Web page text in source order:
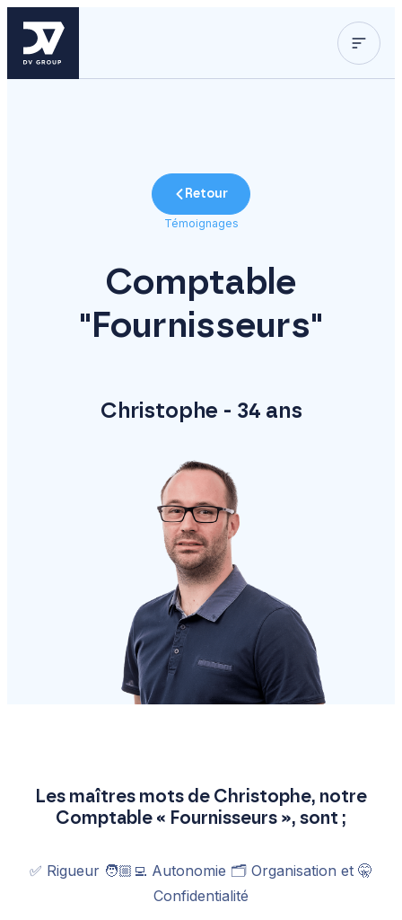
Retour
Témoignages
Comptable
"Fournisseurs"
Christophe - 34 ans
Les maîtres mots de Christophe, notre
Comptable « Fournisseurs », sont ;
✅ Rigueur 🧑🏼‍💻 Autonomie 🗂 Organisation et 🤫
Confidentialité